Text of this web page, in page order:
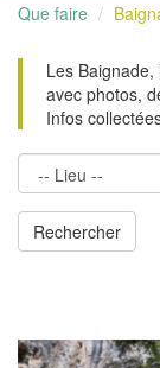
Que faire
Les
avec photos,
Infos